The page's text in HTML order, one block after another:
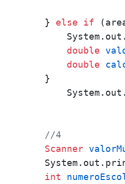
        }
else if
double
double
        }
//4
Scanner
int